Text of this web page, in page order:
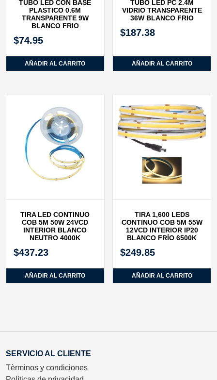
TUBO LED CON BASE
PLASTICO 0.6M
TRANSPARENTE 9W
BLANCO FRIO
$74.95
AÑADIR AL CARRITO
TUBO LED PC 2.4M
VIDRIO TRANSPARENTE
36W BLANCO FRIO
$187.38
AÑADIR AL CARRITO
TIRA LED CONTINUO
COB 5M 50W 24VCD
INTERIOR BLANCO
NEUTRO 4000K
$437.23
AÑADIR AL CARRITO
TIRA 1,600 LEDS
CONTINUO COB 5M 55W
12VCD INTERIOR IP20
BLANCO FRÍO 6500K
$249.85
AÑADIR AL CARRITO
SERVICIO AL CLIENTE
Tèrminos y condiciones